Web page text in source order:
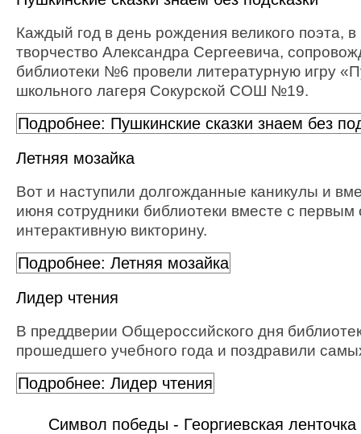
Каждый год в день рождения великого поэта,
творчество Александра Сергеевича,
библиотеки №6 провели литературную игру
школьного лагеря Сокурской СОШ №19.
Подробнее: Пушкинские сказки знаем без
Летняя мозайка
Вот и наступили долгожданные каникулы и
июня сотрудники библиотеки вместе с
интерактивную викторину.
Подробнее: Летняя мозайка
Лидер чтения
В преддверии Общероссийского дня
прошедшего учебного года и поздравили
Подробнее: Лидер чтения
Символ победы - Георгиевская ленточка